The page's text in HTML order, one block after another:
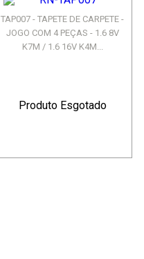
TAP007 - TAPETE DE CARPETE -
JOGO COM 4 PEÇAS - 1.6 8V
K7M / 1.6 16V K4M...
Produto Esgotado